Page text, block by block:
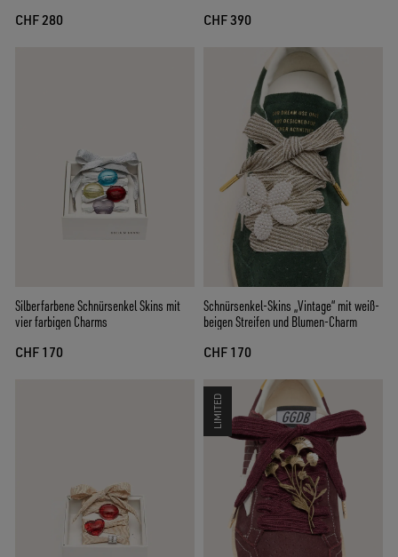
CHF 280 CHF 390
Silberfarbene Schnürsenkel Skins mit
vier farbigen Charms
CHF 170
Schnürsenkel-Skins „Vintage“ mit weiß-
beigen Streifen und Blumen-Charm
CHF 170
LIMITED